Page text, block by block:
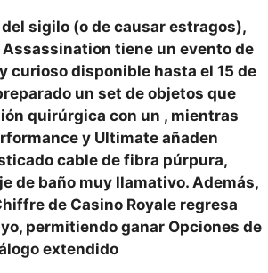
sigilo (o de causar estragos),
Assassination tiene un evento de
curioso disponible hasta el 15 de
un set de objetos que
quirúrgica con un , mientras
y Ultimate añaden
cable de fibra púrpura,
de baño muy llamativo. Además,
de Casino Royale regresa
permitiendo ganar Opciones de
extendido